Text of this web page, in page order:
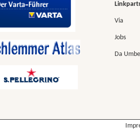
Via
Jobs
Da